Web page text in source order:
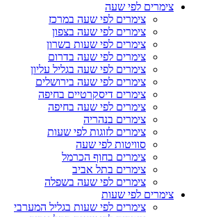
צימרים לפי שעה
צימרים לפי שעה במרכז
צימרים לפי שעה בצפון
צימרים לפי שעות בשרון
צימרים לפי שעה בדרום
צימרים לפי שעה בגליל עליון
צימרים לפי שעה בירושלים
צימרים דיסקרטיים בחיפה
צימרים לפי שעה בחיפה
צימרים בנהריה
צימרים לזוגות לפי שעות
סוויטות לפי שעה
צימרים בחוף הכרמל
צימרים בתל אביב
צימרים לפי שעה בשפלה
צימרים לפי שעות
צימרים לפי שעות בגליל המערבי